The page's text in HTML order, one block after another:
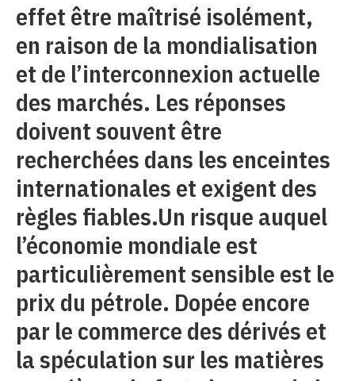
effet être maîtrisé isolément,
en raison de la mondialisation
et de l’interconnexion actuelle
des marchés. Les réponses
doivent souvent être
recherchées dans les enceintes
internationales et exigent des
règles fiables.Un risque auquel
l’économie mondiale est
particulièrement sensible est le
prix du pétrole. Dopée encore
par le commerce des dérivés et
la spéculation sur les matières